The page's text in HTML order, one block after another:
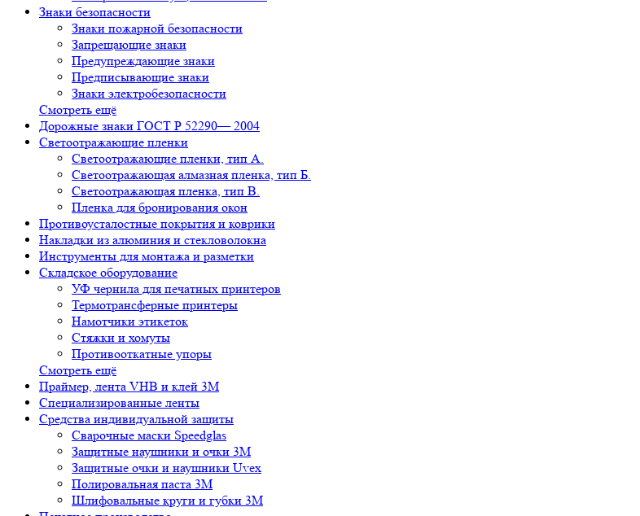
Знаки безопасности
Знаки пожарной безопасности
Запрещающие знаки
Предупреждающие знаки
Предписывающие знаки
Знаки электробезопасности
Смотреть ещё
Дорожные знаки ГОСТ Р 52290— 2004
Светоотражающие пленки
Светоотражающие пленки, тип А.
Светоотражающая алмазная пленка, тип Б.
Светоотражающая пленка, тип В.
Пленка для бронирования окон
Противоусталостные покрытия и коврики
Накладки из алюминия и стекловолокна
Инструменты для монтажа и разметки
Складское оборудование
УФ чернила для печатных принтеров
Термотрансферные принтеры
Намотчики этикеток
Стяжки и хомуты
Противооткатные упоры
Смотреть ещё
Праймер, лента VHB и клей 3М
Специализированные ленты
Средства индивидуальной защиты
Сварочные маски Speedglas
Защитные наушники и очки 3M
Защитные очки и наушники Uvex
Полировальная паста 3М
Шлифовальные круги и губки 3М